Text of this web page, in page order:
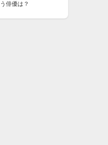
俳優は？